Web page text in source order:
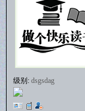
级别: dsgsdag